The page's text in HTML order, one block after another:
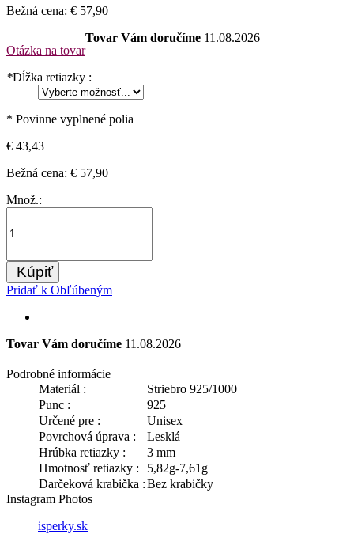
Bežná cena: € 57,90
Otázka na tovar
Tovar Vám doručíme 11.08.2026
*Dĺžka retiazky :
* Povinne vyplnené polia
€ 43,43
Bežná cena: € 57,90
Množ.:
Kúpiť
Pridať k Obľúbeným
Tovar Vám doručíme 11.08.2026
Podrobné informácie
Materiál :
Striebro 925/1000
Punc :
925
Určené pre :
Unisex
Povrchová úprava :
Lesklá
Hrúbka retiazky :
3 mm
Hmotnosť retiazky :
5,82g-7,61g
Darčeková krabička :Bez krabičky
Instagram Photos
isperky.sk